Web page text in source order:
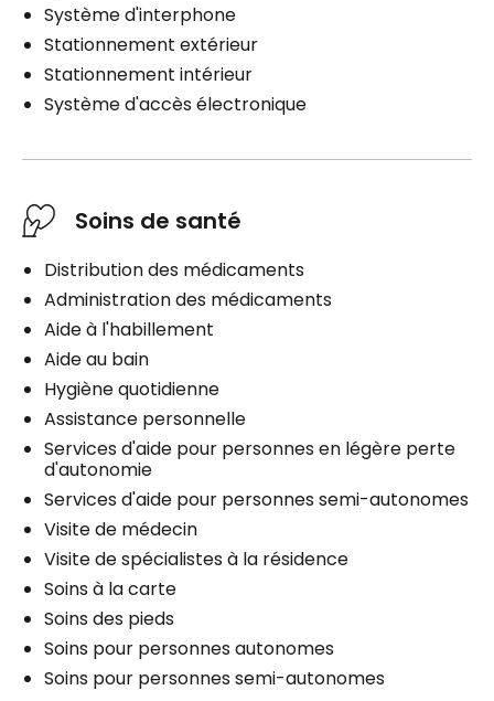
Système d'interphone
Stationnement extérieur
Stationnement intérieur
Système d'accès électronique
Soins de santé
Distribution des médicaments
Administration des médicaments
Aide à l'habillement
Aide au bain
Hygiène quotidienne
Assistance personnelle
Services d'aide pour personnes en légère perte
d'autonomie
Services d'aide pour personnes semi-autonomes
Visite de médecin
Visite de spécialistes à la résidence
Soins à la carte
Soins des pieds
Soins pour personnes autonomes
Soins pour personnes semi-autonomes